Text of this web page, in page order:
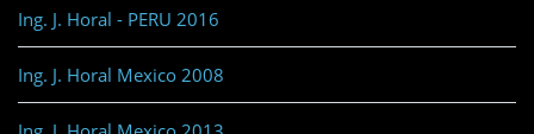
Ing. J. Horal - PERU 2016
Ing. J. Horal Mexico 2008